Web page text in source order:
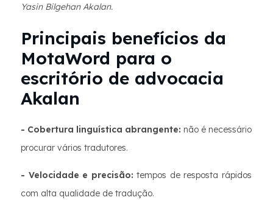
Yasin Bilgehan Akalan.
Principais benefícios da
MotaWord para o
escritório de advocacia
Akalan
- Cobertura linguística abrangente: não é necessário
procurar vários tradutores.
- Velocidade e precisão: tempos de resposta rápidos
com alta qualidade de tradução.